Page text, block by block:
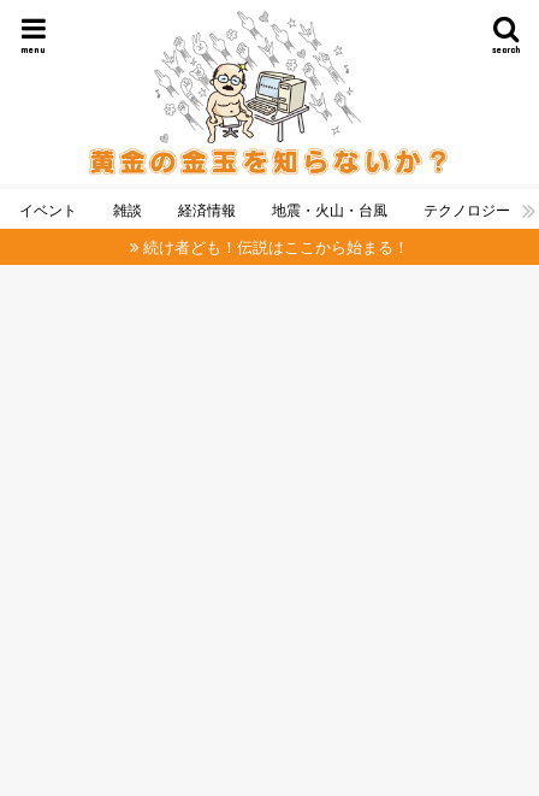
search
menu
イベント 雑談 経済情報 地震・火山・台風 テクノロジー
続け者ども！伝説はここから始まる！